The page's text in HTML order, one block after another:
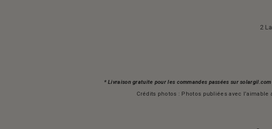
2
* Livraison gratuite pour les commandes passées sur
Crédits photos : Photos publiées avec